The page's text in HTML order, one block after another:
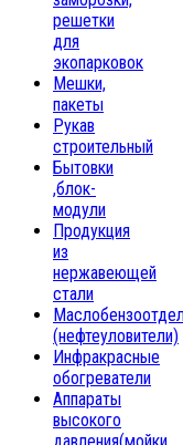
решетки
для
экопарковок
Мешки,
пакеты
Рукав
строительный
Бытовки
,блок-
модули
Продукция
из
нержавеющей
стали
(нефтеуловители)
Инфракрасные
обогреватели
Аппараты
высокого